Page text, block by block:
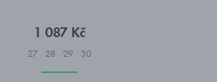
1 087 Kč
27 28 29 30